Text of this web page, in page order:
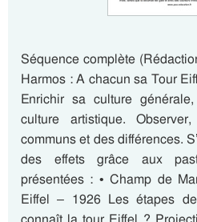
Séquence complète
Harmos : A chacun sa Tour
Enrichir sa culture
culture artistique.
communs et des différences.
des effets grâce aux
présentées : • Champ de
Eiffel – 1926 Les étapes